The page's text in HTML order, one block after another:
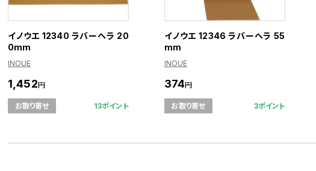
イノウエ 12340 ラバーヘラ 20
0mm
INOUE
1,452円
お取り寄せ 13ポイント
イノウエ 12346 ラバーヘラ 55
mm
INOUE
374円
お取り寄せ 3ポイント